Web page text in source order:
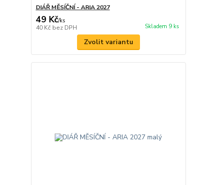
DIÁŘ MĚSÍČNÍ - ARIA 2027
49 Kč/ks
40 Kč bez DPH Skladem 9 ks
Zvolit variantu